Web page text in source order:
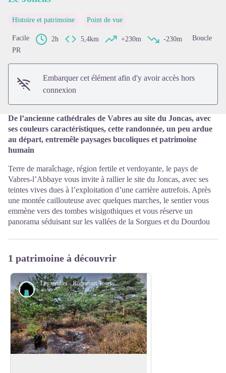
Voir l'image en plein écran
Histoire et patrimoine Point de vue
Facile 2h 5,4km +230m -230m
Boucle
PR
Embarquer cet élément afin d'y avoir accès hors
connexion
De l’ancienne cathédrales de Vabres au site du Joncas, avec
ses couleurs caractéristiques, cette randonnée, un peu ardue
au départ, entremêle paysages bucoliques et patrimoine
humain
Terre de maraîchage, région fertile et verdoyante, le pays de
Vabres-l’Abbaye vous invite à rallier le site du Joncas, avec ses
teintes vives dues à l’exploitation d’une carrière autrefois. Après
une montée caillouteuse avec quelques marches, le sentier vous
emmène vers des tombes wisigothiques et vous réserve un
panorama séduisant sur les vallées de la Sorgues et du Dourdou
1 patrimoine à découvrir
Les tombes - Roquefort Tourisme
Petit patrimoine